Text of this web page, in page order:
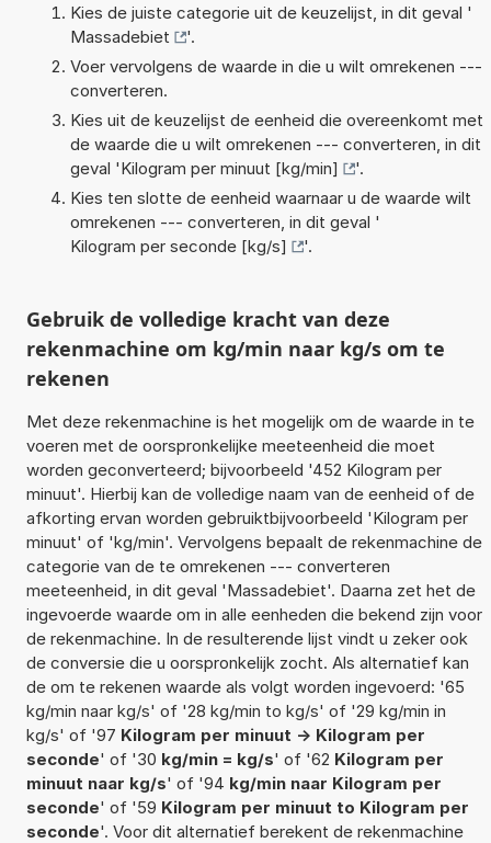
Kies de juiste categorie uit de keuzelijst, in dit geval '
Massadebiet
'.
Voer vervolgens de waarde in die u wilt omrekenen ---
converteren.
Kies uit de keuzelijst de eenheid die overeenkomt met
de waarde die u wilt omrekenen --- converteren, in dit
geval 'Kilogram per minuut [kg/min]
'.
Kies ten slotte de eenheid waarnaar u de waarde wilt
omrekenen --- converteren, in dit geval '
Kilogram per seconde [kg/s]
'.
Gebruik de volledige kracht van deze
rekenmachine om kg/min naar kg/s om te
rekenen
Met deze rekenmachine is het mogelijk om de waarde in te
voeren met de oorspronkelijke meeteenheid die moet
worden geconverteerd; bijvoorbeeld '452 Kilogram per
minuut'. Hierbij kan de volledige naam van de eenheid of de
afkorting ervan worden gebruiktbijvoorbeeld 'Kilogram per
minuut' of 'kg/min'. Vervolgens bepaalt de rekenmachine de
categorie van de te omrekenen --- converteren
meeteenheid, in dit geval 'Massadebiet'. Daarna zet het de
ingevoerde waarde om in alle eenheden die bekend zijn voor
de rekenmachine. In de resulterende lijst vindt u zeker ook
de conversie die u oorspronkelijk zocht. Als alternatief kan
de om te rekenen waarde als volgt worden ingevoerd: '65
kg/min naar kg/s' of '28 kg/min to kg/s' of '29 kg/min in
kg/s' of '97 Kilogram per minuut -> Kilogram per
seconde' of '30 kg/min = kg/s' of '62 Kilogram per
minuut naar kg/s' of '94 kg/min naar Kilogram per
seconde' of '59 Kilogram per minuut to Kilogram per
seconde'. Voor dit alternatief berekent de rekenmachine